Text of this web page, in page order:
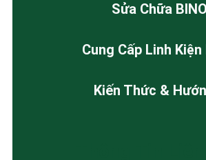
Sửa Chữa
Cung Cấp Linh Kiện
Kiến Thức &